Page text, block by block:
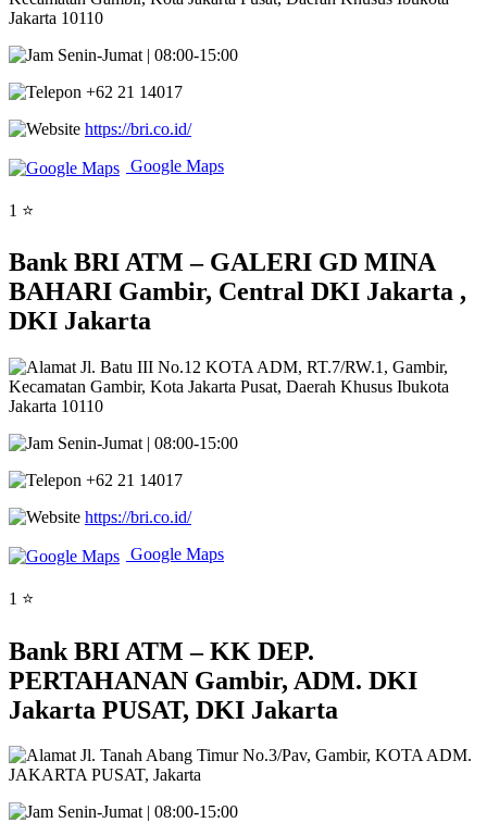
Jakarta 10110
Senin-Jumat | 08:00-15:00
+62 21 14017
https://bri.co.id/
Google Maps
1 ⭐
Bank BRI ATM – GALERI GD MINA
BAHARI Gambir, Central DKI Jakarta ,
DKI Jakarta
Jl. Batu III No.12 KOTA ADM, RT.7/RW.1, Gambir,
Kecamatan Gambir, Kota Jakarta Pusat, Daerah Khusus Ibukota
Jakarta 10110
Senin-Jumat | 08:00-15:00
+62 21 14017
https://bri.co.id/
Google Maps
1 ⭐
Bank BRI ATM – KK DEP.
PERTAHANAN Gambir, ADM. DKI
Jakarta PUSAT, DKI Jakarta
Jl. Tanah Abang Timur No.3/Pav, Gambir, KOTA ADM.
JAKARTA PUSAT, Jakarta
Senin-Jumat | 08:00-15:00